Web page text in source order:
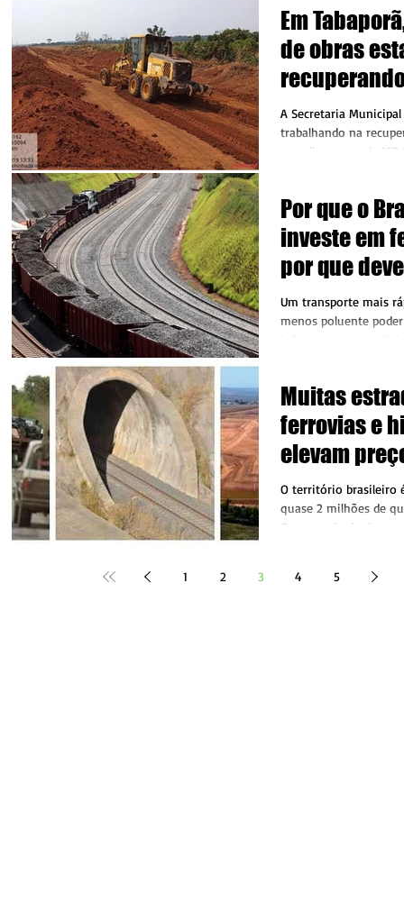
Em
de obras
que liga
Americana
A Secretaria
trabalhando na
cascalhamento da
Por que o
investe em
por que
Um transporte mais
menos poluente
infraestrutura
Muitas
ferrovias e
elevam
O território brasileiro
quase 2 milhões de
O emaranhado de
1
2 3 4 5